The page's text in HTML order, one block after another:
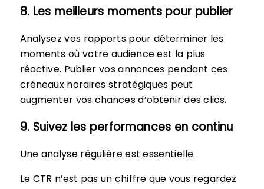
8. Les meilleurs moments pour publier
Analysez vos rapports pour déterminer les
moments où votre audience est la plus
réactive. Publier vos annonces pendant ces
créneaux horaires stratégiques peut
augmenter vos chances d’obtenir des clics.
9. Suivez les performances en continu
Une analyse régulière est essentielle.
Le CTR n’est pas un chiffre que vous regardez